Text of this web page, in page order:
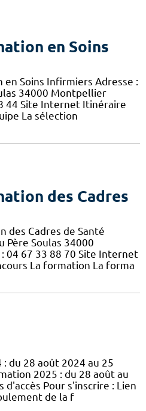
en Soins
Soins Infirmiers Adresse :
34000 Montpellier
44 Site Internet Itinéraire
La sélection
des Cadres
des Cadres de Santé
Père Soulas 34000
04 67 33 88 70 Site Internet
La formation La forma
du 28 août 2024 au 25
2025 : du 28 août au
Pour s'inscrire : Lien
de la f